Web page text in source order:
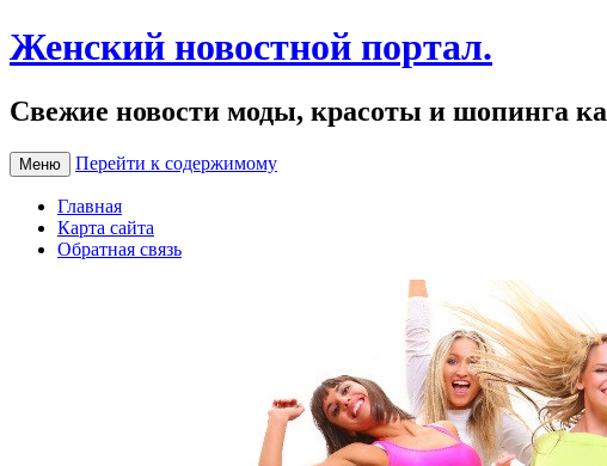
Женский новостной портал.
Свежие новости моды, красоты и шопинга
Меню Перейти к содержимому
Главная
Карта сайта
Обратная связь